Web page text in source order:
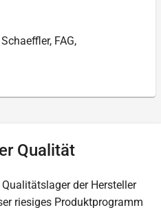
FAG,
Qualität
der Hersteller
riesiges Produktprogramm